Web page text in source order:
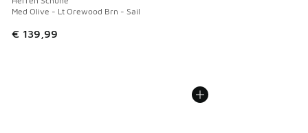
Med Olive - Lt Orewood Brn - Sail
€ 139,99